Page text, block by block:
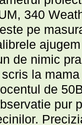
340
pe
de nimic
la
de
pur